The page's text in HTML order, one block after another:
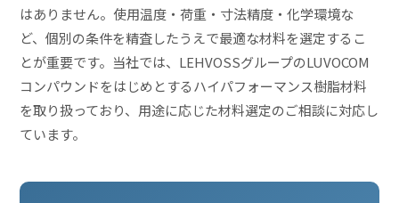
はありません。使用温度・荷重・寸法精度・化学環境な
ど、個別の条件を精査したうえで最適な材料を選定するこ
とが重要です。当社では、LEHVOSSグループのLUVOCOM
コンパウンドをはじめとするハイパフォーマンス樹脂材料
を取り扱っており、用途に応じた材料選定のご相談に対応し
ています。